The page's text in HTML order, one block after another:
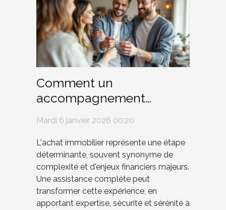
Comment un
accompagnement
complet facilite-t-il
l'achat immobilier ?
Mardi 6 janvier 2026 00:20
L'achat immobilier représente une étape
déterminante, souvent synonyme de
complexité et d'enjeux financiers majeurs.
Une assistance complète peut
transformer cette expérience, en
apportant expertise, sécurité et sérénité à